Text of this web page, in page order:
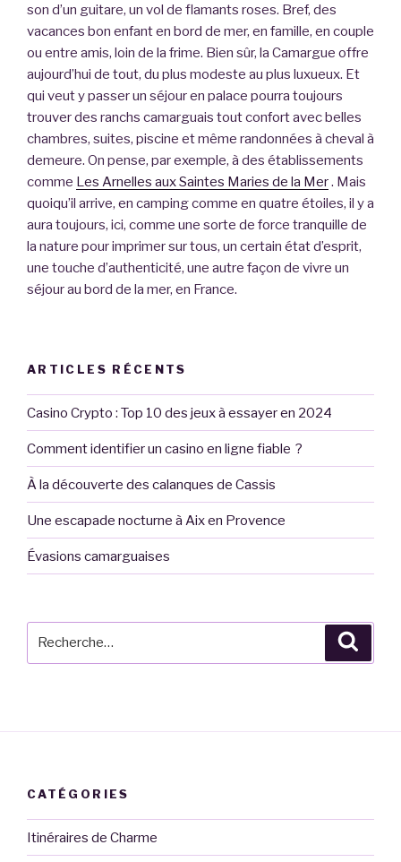
son d’un guitare, un vol de flamants roses. Bref, des
vacances bon enfant en bord de mer, en famille, en couple
ou entre amis, loin de la frime. Bien sûr, la Camargue offre
aujourd’hui de tout, du plus modeste au plus luxueux. Et
qui veut y passer un séjour en palace pourra toujours
trouver des ranchs camarguais tout confort avec belles
chambres, suites, piscine et même randonnées à cheval à
demeure. On pense, par exemple, à des établissements
comme Les Arnelles aux Saintes Maries de la Mer. Mais
quoiqu’il arrive, en camping comme en quatre étoiles, il y a
aura toujours, ici, comme une sorte de force tranquille de
la nature pour imprimer sur tous, un certain état d’esprit,
une touche d’authenticité, une autre façon de vivre un
séjour au bord de la mer, en France.
ARTICLES RÉCENTS
Casino Crypto : Top 10 des jeux à essayer en 2024
Comment identifier un casino en ligne fiable ?
À la découverte des calanques de Cassis
Une escapade nocturne à Aix en Provence
Évasions camarguaises
CATÉGORIES
Itinéraires de Charme